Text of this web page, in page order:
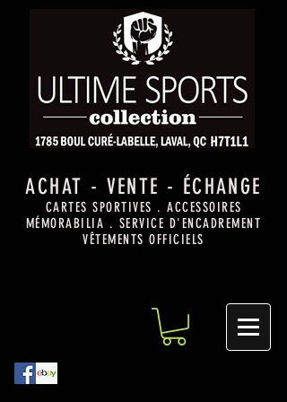
ACHAT - VENTE - ÉCHANGE
CARTES SPORTIVES . ACCESSOIRES
MÉMORABILIA . SERVICE D'ENCADREMENT
VÊTEMENTS OFFICIELS